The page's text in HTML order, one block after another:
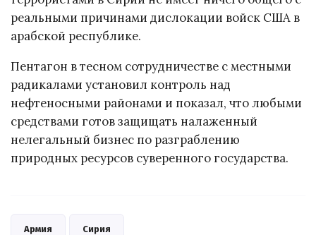
реальными причинами дислокации войск США в
арабской республике.
Пентагон в тесном сотрудничестве с местными
радикалами установил контроль над
нефтеносными районами и показал, что любыми
средствами готов защищать налаженный
нелегальный бизнес по разграблению
природных ресурсов суверенного государства.
Армия Сирия